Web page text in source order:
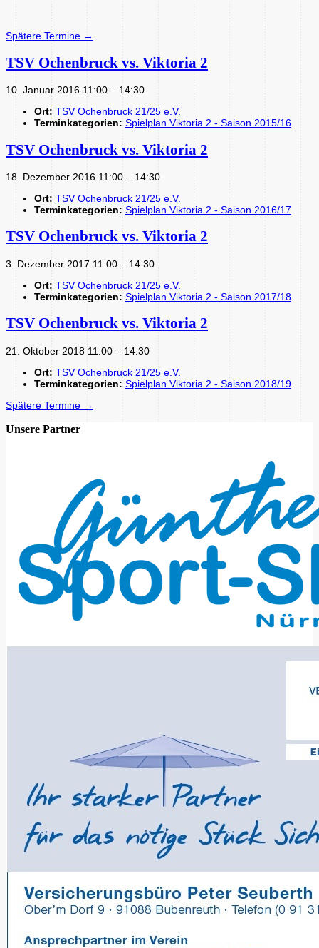
Spätere Termine →
TSV Ochenbruck vs. Viktoria 2
10. Januar 2016 11:00 – 14:30
Ort: TSV Ochenbruck 21/25 e.V.
Terminkategorien: Spielplan Viktoria 2 - Saison 2015/16
TSV Ochenbruck vs. Viktoria 2
18. Dezember 2016 11:00 – 14:30
Ort: TSV Ochenbruck 21/25 e.V.
Terminkategorien: Spielplan Viktoria 2 - Saison 2016/17
TSV Ochenbruck vs. Viktoria 2
3. Dezember 2017 11:00 – 14:30
Ort: TSV Ochenbruck 21/25 e.V.
Terminkategorien: Spielplan Viktoria 2 - Saison 2017/18
TSV Ochenbruck vs. Viktoria 2
21. Oktober 2018 11:00 – 14:30
Ort: TSV Ochenbruck 21/25 e.V.
Terminkategorien: Spielplan Viktoria 2 - Saison 2018/19
Spätere Termine →
Unsere Partner